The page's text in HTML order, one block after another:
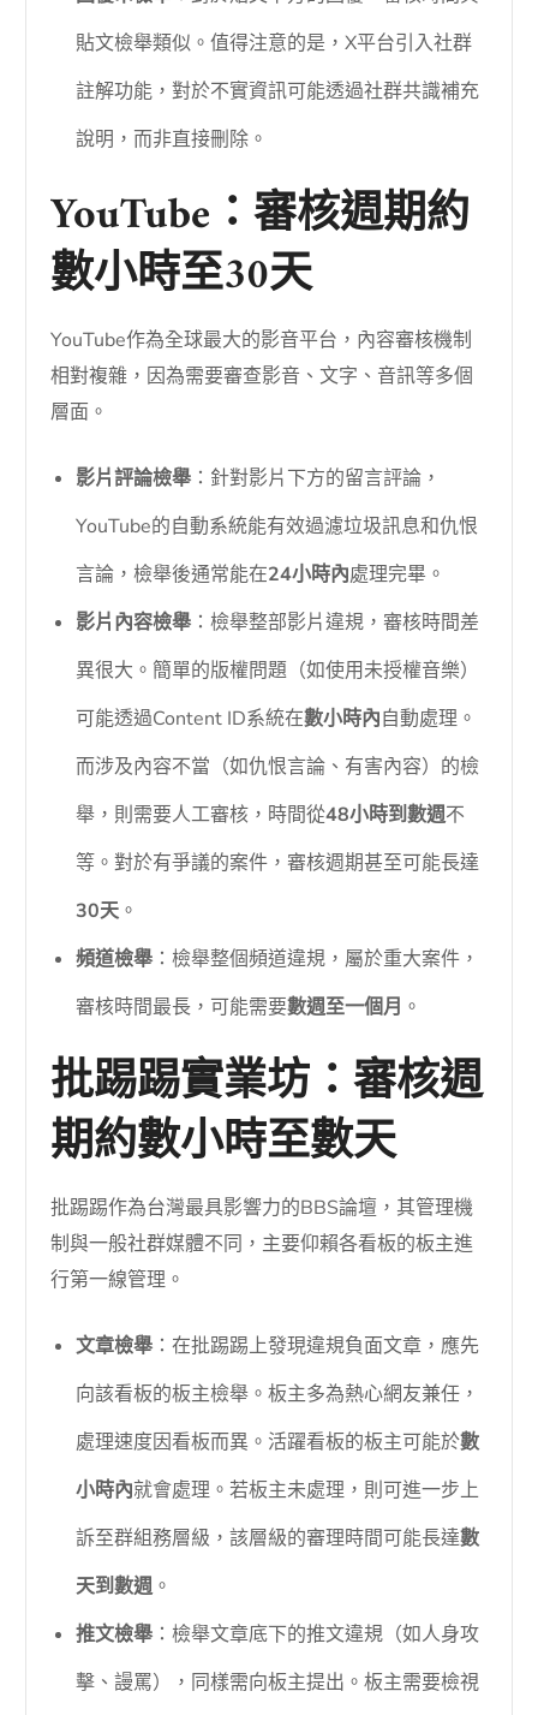
貼文檢舉類似。值得注意的是，X平台引入社群
註解功能，對於不實資訊可能透過社群共識補充
說明，而非直接刪除。
YouTube：審核週期約
數小時至30天
YouTube作為全球最大的影音平台，內容審核機制
相對複雜，因為需要審查影音、文字、音訊等多個
層面。
影片評論檢舉 ：針對影片下方的留言評論，
YouTube的自動系統能有效過濾垃圾訊息和仇恨
言論，檢舉後通常能在24小時內處理完畢。
影片內容檢舉 ：檢舉整部影片違規，審核時間差
異很大。簡單的版權問題（如使用未授權音樂）
可能透過Content ID系統在數小時內自動處理。
而涉及內容不當（如仇恨言論、有害內容）的檢
舉，則需要人工審核，時間從48小時到數週不
等。對於有爭議的案件，審核週期甚至可能長達
30天 。
頻道檢舉 ：檢舉整個頻道違規，屬於重大案件，
審核時間最長，可能需要數週至一個月 。
批踢踢實業坊：審核週
期約數小時至數天
批踢踢作為台灣最具影響力的BBS論壇，其管理機
制與一般社群媒體不同，主要仰賴各看板的板主進
行第一線管理。
文章檢舉 ：在批踢踢上發現違規負面文章，應先
向該看板的板主檢舉。板主多為熱心網友兼任，
處理速度因看板而異。活躍看板的板主可能於數
小時內就會處理。若板主未處理，則可進一步上
訴至群組務層級，該層級的審理時間可能長達數
天到數週。
推文檢舉 ：檢舉文章底下的推文違規（如人身攻
擊、謾罵），同樣需向板主提出。板主需要檢視